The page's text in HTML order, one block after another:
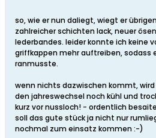
so, wie er nun daliegt, wiegt er
zahlreicher schichten lack, neuer
lederbandes. leider konnte ich keine
griffkappen mehr auftreiben, sodass
ranmusste.
wenn nichts dazwischen kommt,
den jahreswechsel noch kühl und
kurz vor nussloch! - ordentlich
soll das gute stück ja nicht nur
nochmal zum einsatz kommen :-)